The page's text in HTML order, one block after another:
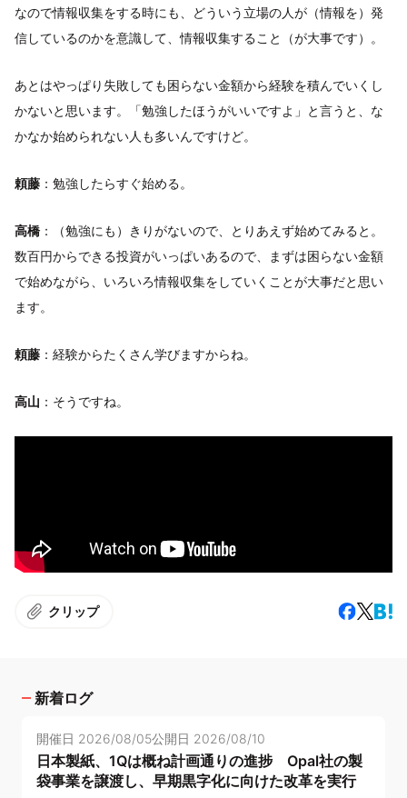
なので情報収集をする時にも、どういう立場の人が（情報を）発
信しているのかを意識して、情報収集すること（が大事です）。
あとはやっぱり失敗しても困らない金額から経験を積んでいくし
かないと思います。「勉強したほうがいいですよ」と言うと、な
かなか始められない人も多いんですけど。
頼藤 ：勉強したらすぐ始める。
高橋 ：（勉強にも）きりがないので、とりあえず始めてみると。
数百円からできる投資がいっぱいあるので、まずは困らない金額
で始めながら、いろいろ情報収集をしていくことが大事だと思い
ます。
頼藤 ：経験からたくさん学びますからね。
高山 ：そうですね。
クリップ
新着ログ
開催日 2026/08/05公開日 2026/08/10
日本製紙、1Qは概ね計画通りの進捗 Opal社の製
袋事業を譲渡し、早期黒字化に向けた改革を実行